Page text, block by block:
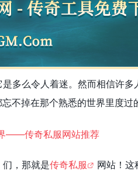
多么令人着迷。然而相信许多
不掉在那个熟悉的世界里度过
们，那就是传奇私服
网站！这